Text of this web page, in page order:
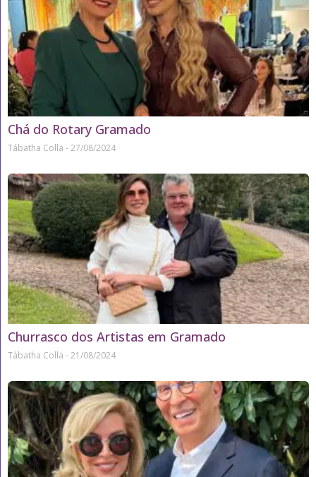
Chá do Rotary Gramado
Tábatha Colla 27/08/2024
Churrasco dos Artistas em Gramado
Tábatha Colla 21/08/2024